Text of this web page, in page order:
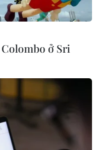
ở Sri